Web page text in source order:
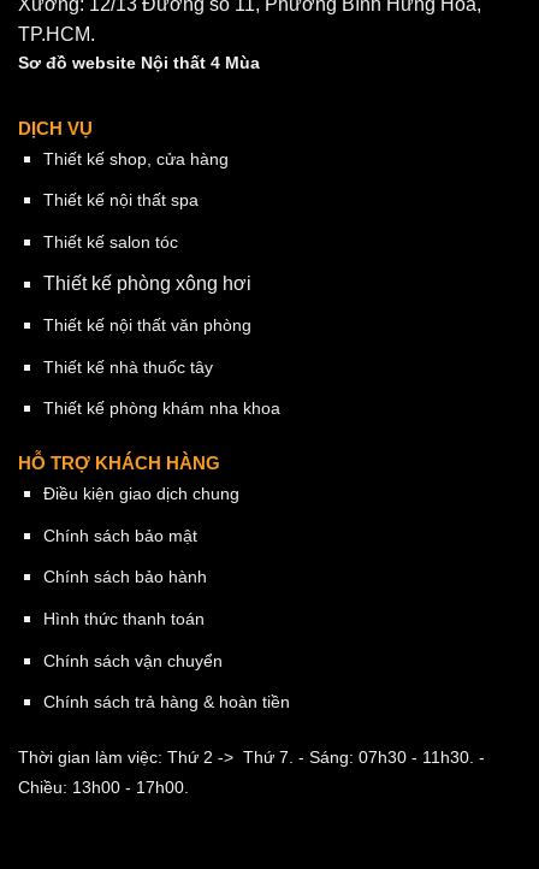
TP.HCM.
Sơ đồ website Nội thất 4 Mùa
DỊCH VỤ
Thiết kế shop, cửa hàng
Thiết kế nội thất spa
Thiết kế salon tóc
Thiết kế phòng xông hơi
Thiết kế nội thất văn phòng
Thiết kế nhà thuốc tây
Thiết kế phòng khám nha khoa
HỖ TRỢ KHÁCH HÀNG
Điều kiện giao dịch chung
Chính sách bảo mật
Chính sách bảo hành
Hình thức thanh toán
Chính sách vận chuyển
Chính sách trả hàng & hoàn tiền
Thời gian làm việc: Thứ 2 -> Thứ 7. - Sáng: 07h30 - 11h30. -
Chiều: 13h00 - 17h00.